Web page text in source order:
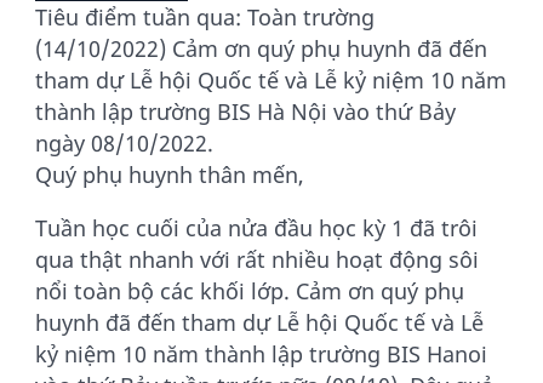
Tiêu điểm tuần qua: Toàn trường
(14/10/2022) Cảm ơn quý phụ huynh đã đến
tham dự Lễ hội Quốc tế và Lễ kỷ niệm 10 năm
thành lập trường BIS Hà Nội vào thứ Bảy
ngày 08/10/2022.
Quý phụ huynh thân mến,
Tuần học cuối của nửa đầu học kỳ 1 đã trôi
qua thật nhanh với rất nhiều hoạt động sôi
nổi toàn bộ các khối lớp. Cảm ơn quý phụ
huynh đã đến tham dự Lễ hội Quốc tế và Lễ
kỷ niệm 10 năm thành lập trường BIS Hanoi